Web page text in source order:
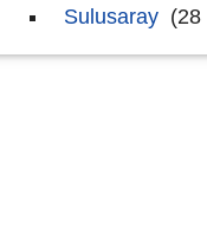
Sulusaray (28